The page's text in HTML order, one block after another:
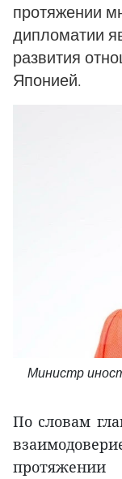
протяжении
дипломатии
развития
Японией.
Министр
По словам